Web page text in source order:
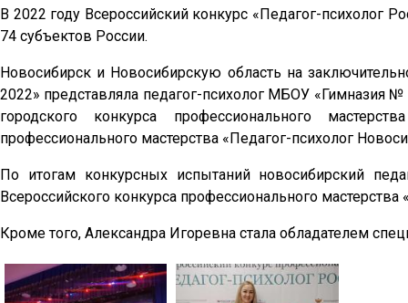
В 2022 году Всероссийский конкурс «Педагог-психолог
74 субъектов России.
Новосибирск и Новосибирскую область на
2022» представляла педагог-психолог МБОУ «Гимназия
городского конкурса профессионального
профессионального мастерства «Педагог-психолог
По итогам конкурсных испытаний новосибирский
Всероссийского конкурса профессионального
Кроме того, Александра Игоревна стала обладателем